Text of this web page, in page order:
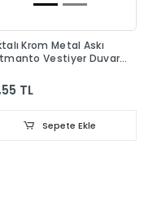
Krom Metal Askı
Vestiyer Duvar
TL
Sepete Ekle